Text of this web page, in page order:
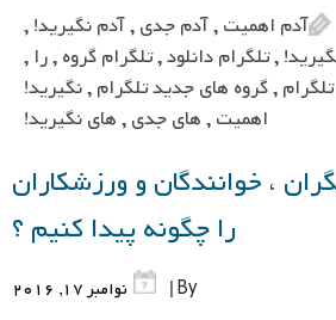
آدم اهمیت,آدم جدی,آدم نگیرید!,
,تلگرام دانلود,تلگرام گروه,را,
,گروه های جدید تلگرام,نگیرید!
اهمیت,های جدی,های نگیرید!
، خوانندگان و ورزشکاران
را چگونه پیدا کنیم ؟
By |
نوامبر 17, 2016